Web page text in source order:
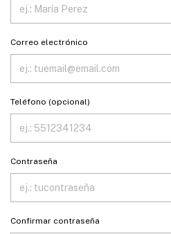
Correo electrónico
Teléfono (opcional)
Contraseña
Confirmar contraseña